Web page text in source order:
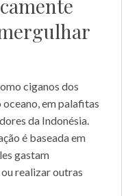
ciganos dos
em palafitas
da Indonésia.
é baseada em
gastam
realizar outras